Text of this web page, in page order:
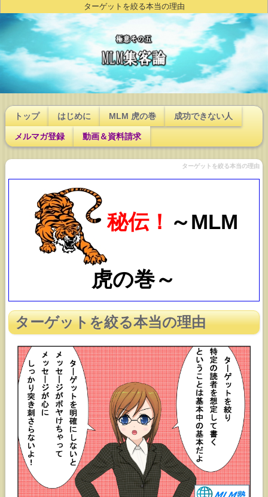
ターゲットを絞る本当の理由
トップ はじめに MLM 虎の巻 成功できない人
メルマガ登録 動画＆資料請求
ターゲットを絞る本当の理由
秘伝！ ～MLM
虎の巻～
ターゲットを絞る本当の理由